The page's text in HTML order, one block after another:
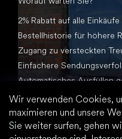
Wir verwenden Cookies,
maximieren und unsere
Sie weiter surfen, gehen
2% Rabatt auf alle Einkäufe
Bestellhistorie für höhere
Zugang zu versteckten
Einfachere
Automatisches Ausfüllen
Alle Dokumente an einem